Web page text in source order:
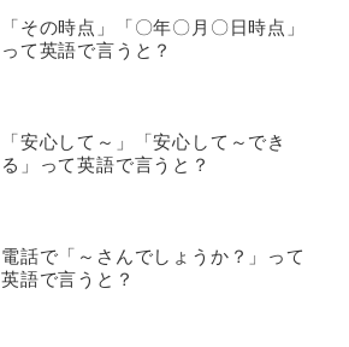
「その時点」「〇年〇月〇日時点」
って英語で言うと？
「安心して～」「安心して～でき
る」って英語で言うと？
電話で「～さんでしょうか？」って
英語で言うと？